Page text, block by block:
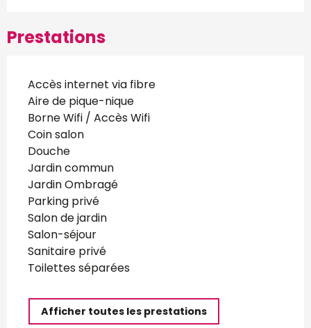
Prestations
Accès internet via fibre
Aire de pique-nique
Borne Wifi / Accès Wifi
Coin salon
Douche
Jardin commun
Jardin Ombragé
Parking privé
Salon de jardin
Salon-séjour
Sanitaire privé
Toilettes séparées
Afficher toutes les prestations